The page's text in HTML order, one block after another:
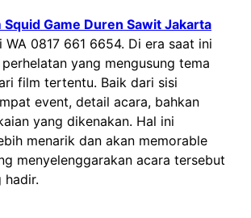
Squid Game Duren Sawit Jakarta
WA 0817 661 6654. Di era saat ini
yang mengusung tema
film tertentu. Baik dari sisi
event, detail acara, bahkan
yang dikenakan. Hal ini
menarik dan akan memorable
menyelenggarakan acara tersebut
hadir.